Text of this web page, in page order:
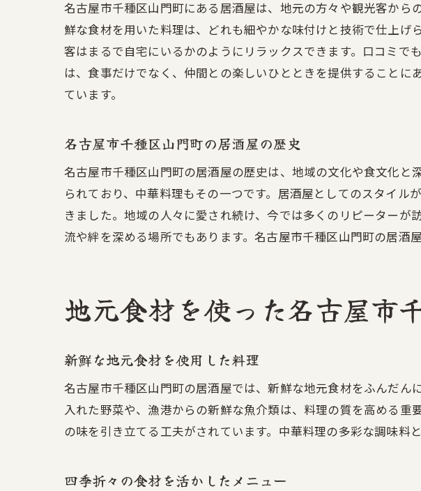
食事と会話を楽し
特別な日を彩るサ
名古屋市千種区山門町
リラックスできる
リピーター続出の
心も体も満たされ
一度訪れると虜になる
初めての人におす
一度食べたら忘れ
口コミで広がる人
名古屋市千種区山門町
健康志向のメニュ
疲れを癒すスープ料
名古屋市千種区山門町にある居酒屋は、地元の方々や観光客か
鮮な食材を用いた料理は、どれも細やかな味付けと技術で仕上
客はまるで自宅にいるかのようにリラックスできます。口コミ
は、食事だけでなく、仲間との楽しいひとときを提供すること
ています。
名古屋市千種区山門町の居酒屋の歴史
名古屋市千種区山門町の居酒屋の歴史は、地域の文化や食文化
られており、中華料理もその一つです。居酒屋としてのスタイ
きました。地域の人々に愛され続け、今では多くのリピーター
流や絆を深める場所でもあります。名古屋市千種区山門町の居酒
地元食材を使った名古屋市
新鮮な地元食材を使用した料理
名古屋市千種区山門町の居酒屋では、新鮮な地元食材をふんだ
入れた野菜や、漁港からの新鮮な魚介類は、料理の質を高める
の味を引き立てる工夫がされています。中華料理の多彩な調味料
四季折々の食材を活かしたメニュー